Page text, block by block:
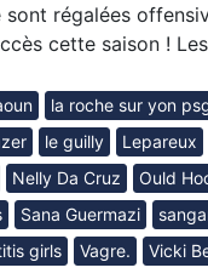
sont régalées
cette saison ! Les
la roche sur yon
le guilly
Lepareux
Nelly Da Cruz Ould
Sana Guermazi
girls Vagre.
Vicki